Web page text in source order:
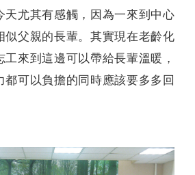
天尤其有感觸，因為一來到中心
似父親的長輩。其實現在老齡化
來到這邊可以帶給長輩溫暖，
都可以負擔的同時應該要多多回